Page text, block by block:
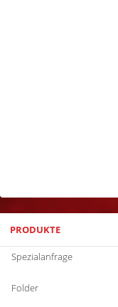
PRODUKTE
Spezialanfrage
Folder